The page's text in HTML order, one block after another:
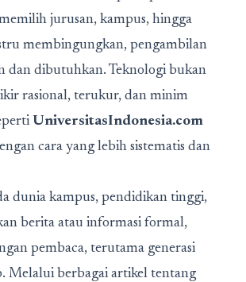
jurusan, kampus, hingga
membingungkan, pengambilan
dan dibutuhkan. Teknologi bukan
rasional, terukur, dan minim
UniversitasIndonesia.com
cara yang lebih sistematis dan
dunia kampus, pendidikan tinggi,
berita atau informasi formal,
pembaca, terutama generasi
Melalui berbagai artikel tentang